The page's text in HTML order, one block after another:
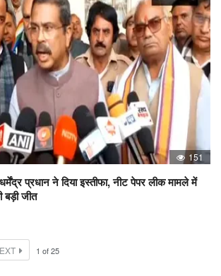
151
प्रधान ने दिया इस्तीफा, नीट पेपर लीक मामले में
बड़ी जीत
1 of25